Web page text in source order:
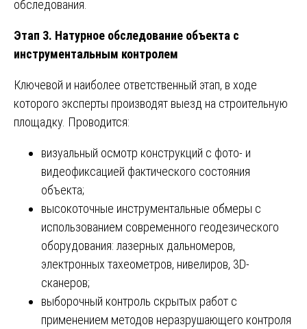
обследования.
Этап 3. Натурное обследование объекта с
инструментальным контролем
Ключевой и наиболее ответственный этап, в ходе
которого эксперты производят выезд на строительную
площадку. Проводится:
визуальный осмотр конструкций с фото- и
видеофиксацией фактического состояния
объекта;
высокоточные инструментальные обмеры с
использованием современного геодезического
оборудования: лазерных дальномеров,
электронных тахеометров, нивелиров, 3D-
сканеров;
выборочный контроль скрытых работ с
применением методов неразрушающего контроля